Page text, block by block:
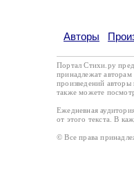
Авторы
Портал Стихи.ру
принадлежат
произведений авторы
также можете
Ежедневная
от этого текста. В
© Все права